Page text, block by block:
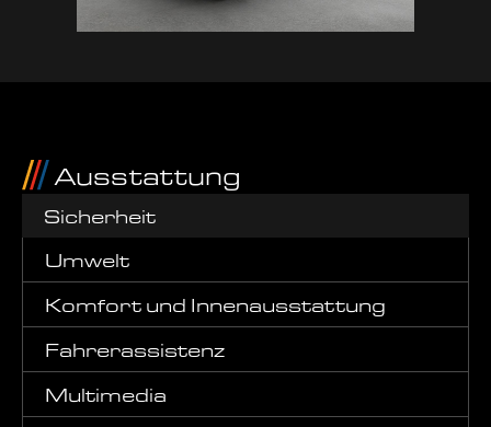
Ausstattung
Sicherheit
Umwelt
Komfort und Innenausstattung
Fahrerassistenz
Multimedia